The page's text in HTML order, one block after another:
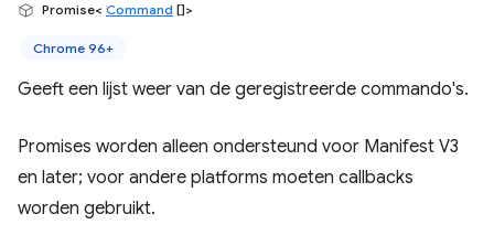
Promise< Command []>
Chrome 96+
Geeft een lijst weer van de geregistreerde commando's.
Promises worden alleen ondersteund voor Manifest V3
en later; voor andere platforms moeten callbacks
worden gebruikt.